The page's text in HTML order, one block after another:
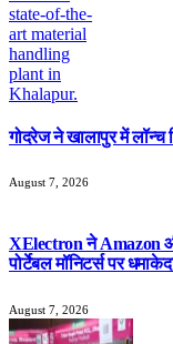
गोदरेज ने खालापुर में लॉन्च
August 7, 2026
XElectron ने Amazon
पोर्टेबल मॉनिटर्स पर
August 7, 2026